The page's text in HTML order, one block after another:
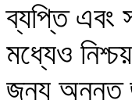
ব্যপ্তি এবং
মধ্যেও
জন্য অনন্ত